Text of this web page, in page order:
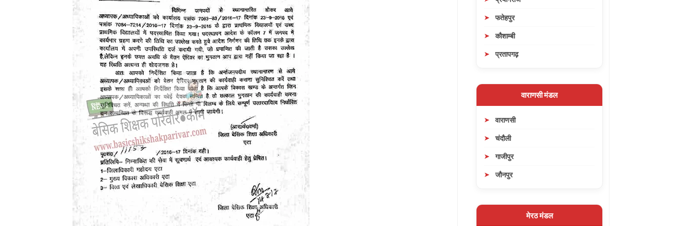
फतेहपुर
कौशाम्बी
प्रतापगढ़
वाराणसी मंडल
वाराणसी
चंदौली
गाजीपुर
जौनपुर
मेरठ मंडल